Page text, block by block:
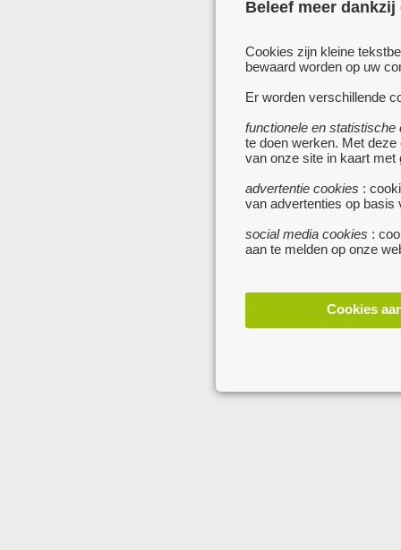
Beleef meer
Cookies zijn kleine
bewaard worden op uw
Er worden verschillende
functionele en statistische
te doen werken. Met
van onze site in kaart met
advertentie cookies :
van advertenties op basis
social media cookies :
aan te melden op onze
Cookies